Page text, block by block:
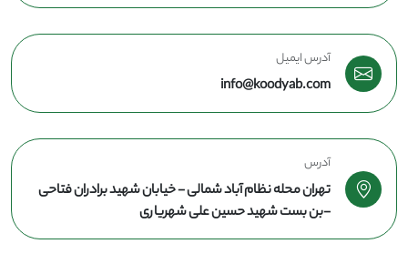
آدرس ایمیل
info@koodyab.com
آدرس
تهران محله نظام آباد شمالی - خیابان شهید برادران فتاحی
-بن بست شهید حسین علی شهریاری